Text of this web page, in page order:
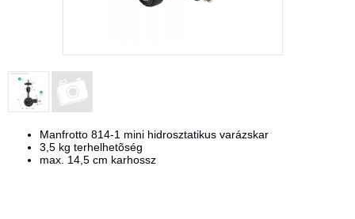
Manfrotto 814-1 mini hidrosztatikus varázskar
3,5 kg terhelhetõség
max. 14,5 cm karhossz